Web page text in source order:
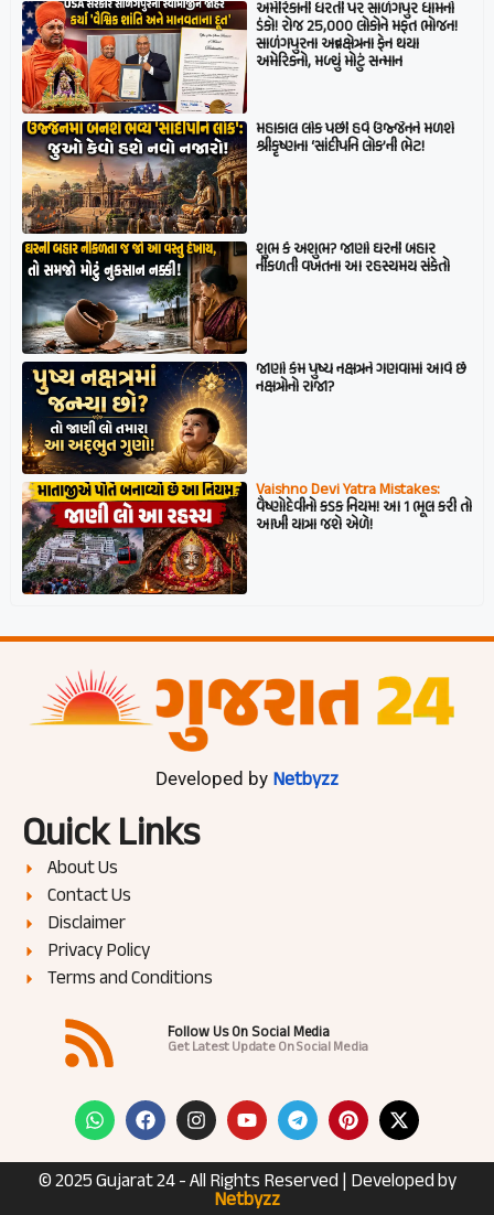
અમેરિકાની ધરતી પર સાળંગપુર ધામનો
ડંકો! રોજ 25,000 લોકોને મફત ભોજન!
સાળંગપુરના અન્નક્ષેત્રના ફેન થયા
અમેરિકનો, મળ્યું મોટું સન્માન
મહાકાલ લોક પછી હવે ઉજ્જૈનને મળશે
શ્રીકૃષ્ણના ‘સાંદીપનિ લોક’ની ભેટ!
શુભ કે અશુભ? જાણો ઘરની બહાર
નીકળતી વખતના આ રહસ્યમય સંકેતો
જાણો કેમ પુષ્ય નક્ષત્રને ગણવામાં આવે છે
નક્ષત્રોનો રાજા?
Vaishno Devi Yatra Mistakes:
વૈષ્ણોદેવીનો કડક નિયમ! આ 1 ભૂલ કરી તો
આખી યાત્રા જશે એળે!
Developed by Netbyzz
Quick Links
About Us
Contact Us
Disclaimer
Privacy Policy
Terms and Conditions
Follow Us On Social Media
Get Latest Update On Social Media
© 2025 Gujarat 24 - All Rights Reserved | Developed by
Netbyzz